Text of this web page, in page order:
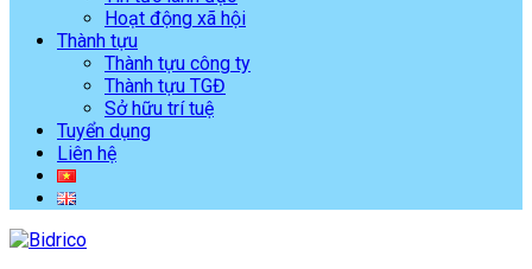
Hoạt động xã hội
Thành tựu
Thành tựu công ty
Thành tựu TGĐ
Sở hữu trí tuệ
Tuyển dụng
Liên hệ